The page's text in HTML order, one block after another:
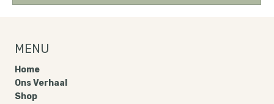
MENU
Home
Ons Verhaal
Shop